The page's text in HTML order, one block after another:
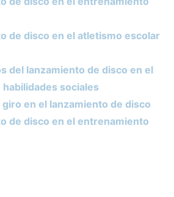
de disco en el atletismo escolar
del lanzamiento de disco en el
sociales
giro en el lanzamiento de disco
de disco en el entrenamiento